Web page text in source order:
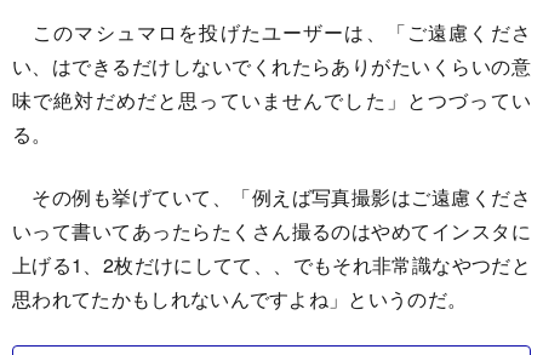
このマシュマロを投げたユーザーは、「ご遠慮くださ
い、はできるだけしないでくれたらありがたいくらいの意
味で絶対だめだと思っていませんでした」とつづってい
る。
その例も挙げていて、「例えば写真撮影はご遠慮くださ
いって書いてあったらたくさん撮るのはやめてインスタに
上げる1、2枚だけにしてて、、でもそれ非常識なやつだと
思われてたかもしれないんですよね」というのだ。